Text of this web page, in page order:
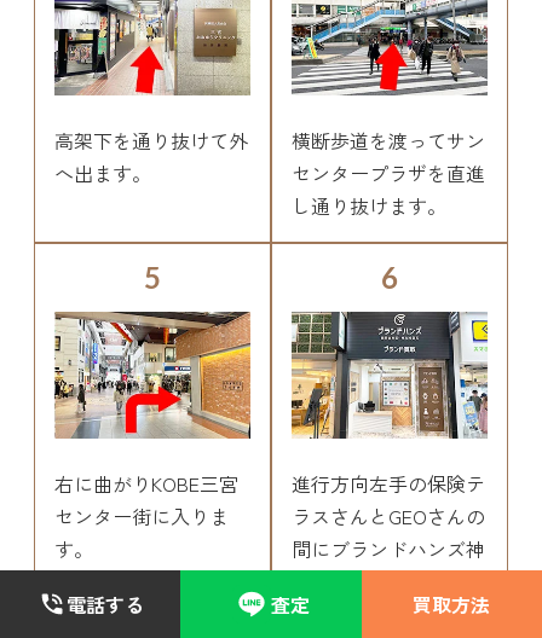
電話する 査定 買取方法
高架下を通り抜けて外
へ出ます。
横断歩道を渡ってサン
センタープラザを直進
し通り抜けます。
5
右に曲がりKOBE三宮
センター街に入りま
す。
6
進行方向左手の保険テ
ラスさんとGEOさんの
間にブランドハンズ神